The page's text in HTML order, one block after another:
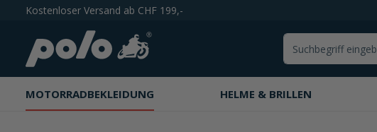
Zur Hauptnavigation springen
Kostenloser Versand ab CHF 199,-
MOTORRADBEKLEIDUNG HELME & BRILLEN